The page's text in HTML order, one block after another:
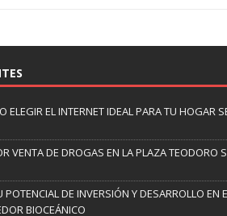
ELEGIR EL INTERNET IDEAL PARA TU HOGAR
VENTA DE DROGAS EN LA PLAZA TEODORO
DE INVERSIÓN Y DESARROLLO EN
BIOCEÁNICO